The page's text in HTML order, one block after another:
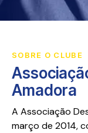
SOBRE O CLUBE
Amadora
A Associação
março de 2014,